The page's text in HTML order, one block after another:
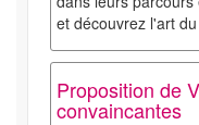
et découvrez l'art
Proposition de
convaincantes